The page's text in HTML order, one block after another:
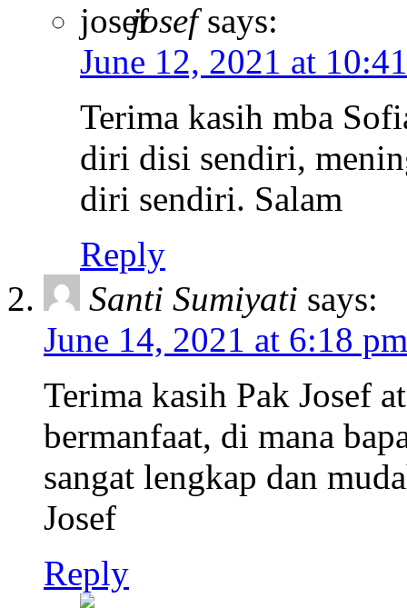
josef says:
June 12, 2021 at
Terima kasih mba
diri disi sendiri,
diri sendiri. Salam
Reply
Santi Sumiyati says:
June 14, 2021 at 6:18 pm
Terima kasih Pak Josef
bermanfaat, di mana
sangat lengkap dan
Josef
Reply